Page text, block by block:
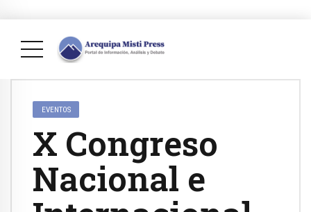
EVENTOS
X Congreso
Nacional e